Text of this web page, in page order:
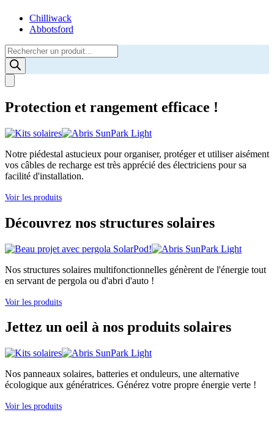
Chilliwack
Abbotsford
Products
search
Protection et rangement efficace !
Notre piédestal astucieux pour organiser, protéger et utiliser aisément
vos câbles de recharge est très apprécié des électriciens pour sa
facilité d'installation.
Voir les produits
Découvrez nos structures solaires
Nos structures solaires multifonctionnelles génèrent de l'énergie tout
en servant de pergola ou d'abri d'auto !
Voir les produits
Jettez un oeil à nos produits solaires
Nos panneaux solaires, batteries et onduleurs, une alternative
écologique aux génératrices. Générez votre propre énergie verte !
Voir les produits